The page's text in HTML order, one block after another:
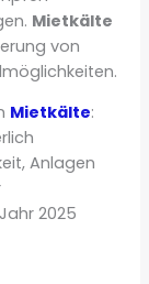
Mietkälte
von
Mietkälte:
Anlagen
2025